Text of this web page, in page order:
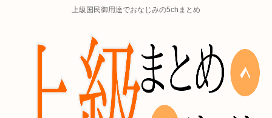
上級国民御用達でおなじみの5chまとめ